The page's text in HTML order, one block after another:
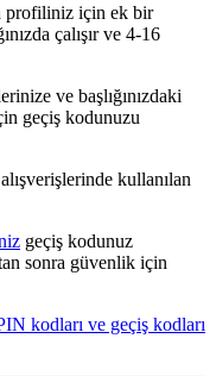
profiliniz için ek bir
çalışır ve 4-16
ve başlığınızdaki
geçiş kodunuzu
kullanılan
geçiş kodunuz
sonra güvenlik için
kodları ve geçiş kodları